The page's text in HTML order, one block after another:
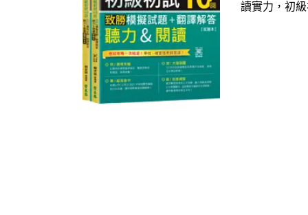
讀實力，初